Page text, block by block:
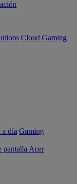
Cloud Gaming
a día Gaming
pantalla Acer